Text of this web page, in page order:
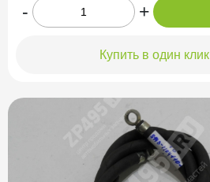
- +
Купить в один клик